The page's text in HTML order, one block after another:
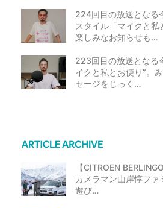
224回目の放送となる
スタイル「マイクと私
楽しみなお知らせも…
223回目の放送となる
イクと私とお便り”。
セージをじっく…
【CITROEN
カメラマン山岸惇フ
遊び…